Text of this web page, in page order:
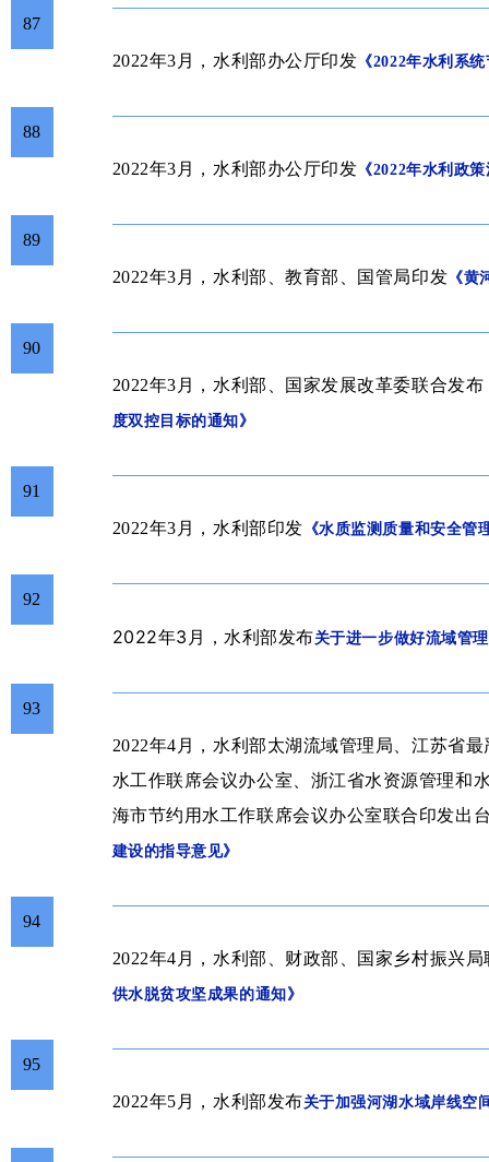
87
2022年3月，水利部办公厅印发 《2022年水利系
88
2022年3月，水利部办公厅印发 《2022年水利政
89
2022年3月，水利部、教育部、国管局印发 《
90
2022年3月，水利部、国家发展改革委联合发布
度双控目标的通知》
91
2022年3月，水利部印发 《水质监测质量和安全管
92
2022年3 月 ，水利部发布关于进一步做好流域管
93
2022年4月，水利部太湖流域管理局、江苏省最
水工作联席会议办公室、浙江省水资源管理和
海市节约用水工作联席会议办公室联合印发出
建设的指导意见》
94
2022年4月，水利部、财政部、国家乡村振兴局
供水脱贫攻坚成果的通知》
95
2022年5月，水利部发布关于加强河湖水域岸线空